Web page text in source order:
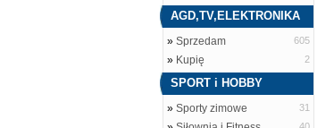
AGD,TV,ELEKTRONIKA
» Sprzedam 605
» Kupię 2
SPORT i HOBBY
» Sporty zimowe 31